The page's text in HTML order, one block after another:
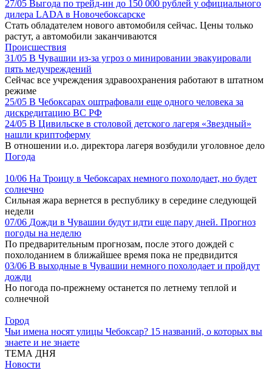
27/05 Выгода по трейд-ин до 150 000 рублей у официального
дилера LADA в Новочебоксарске
Стать обладателем нового автомобиля сейчас. Цены только
растут, а автомобили заканчиваются
Происшествия
31/05 В Чувашии из-за угроз о минировании эвакуировали
пять медучреждений
Сейчас все учреждения здравоохранения работают в штатном
режиме
25/05 В Чебоксарах оштрафовали еще одного человека за
дискредитацию ВС РФ
24/05 В Цивильске в столовой детского лагеря «Звездный»
нашли криптоферму
В отношении и.о. директора лагеря возбудили уголовное дело
Погода
10/06 На Троицу в Чебоксарах немного похолодает, но будет
солнечно
Сильная жара вернется в республику в середине следующей
недели
07/06 Дожди в Чувашии будут идти еще пару дней. Прогноз
погоды на неделю
По предварительным прогнозам, после этого дождей с
похолоданием в ближайшее время пока не предвидится
03/06 В выходные в Чувашии немного похолодает и пройдут
дожди
Но погода по-прежнему останется по летнему теплой и
солнечной
Город
Чьи имена носят улицы Чебоксар? 15 названий, о которых вы
знаете и не знаете
ТЕМА ДНЯ
Новости